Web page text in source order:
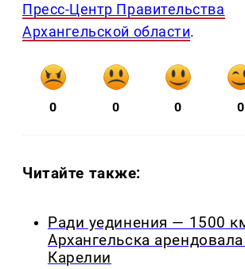
Пресс-Центр Правительства
Архангельской области.
0 0 0 0
Читайте также:
Ради уединения — 1500
Архангельска
Карелии